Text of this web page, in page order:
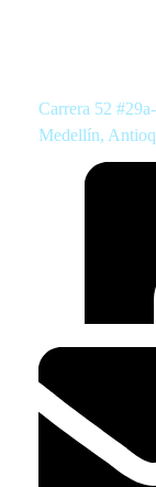
Carrera 52
Medellín,